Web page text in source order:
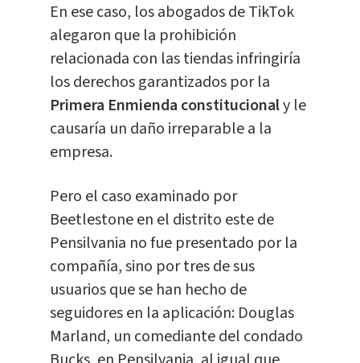
En ese caso, los abogados de TikTok
alegaron que la prohibición
relacionada con las tiendas infringiría
los derechos garantizados por la
Primera Enmienda constitucionaly le
causaría un daño irreparable a la
empresa.
Pero el caso examinado por
Beetlestone en el distrito este de
Pensilvania no fue presentado por la
compañía, sino por tres de sus
usuarios que se han hecho de
seguidores en la aplicación: Douglas
Marland, un comediante del condado